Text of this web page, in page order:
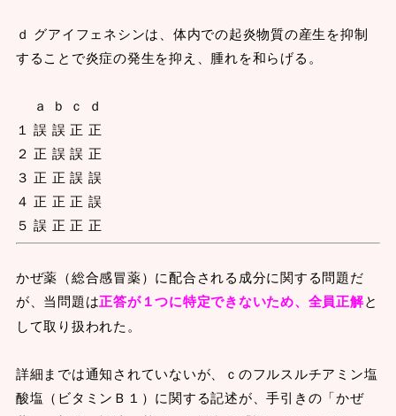
ｄ グアイフェネシンは、体内での起炎物質の産生を抑制
することで炎症の発生を抑え、腫れを和らげる。
ａ ｂ ｃ ｄ
１ 誤 誤 正 正
２ 正 誤 誤 正
３ 正 正 誤 誤
４ 正 正 正 誤
５ 誤 正 正 正
かぜ薬（総合感冒薬）に配合される成分に関する問題だ
が、当問題は正答が１つに特定できないため、全員正解と
して取り扱われた。
詳細までは通知されていないが、ｃのフルスルチアミン塩
酸塩（ビタミンＢ１）に関する記述が、手引きの「かぜ